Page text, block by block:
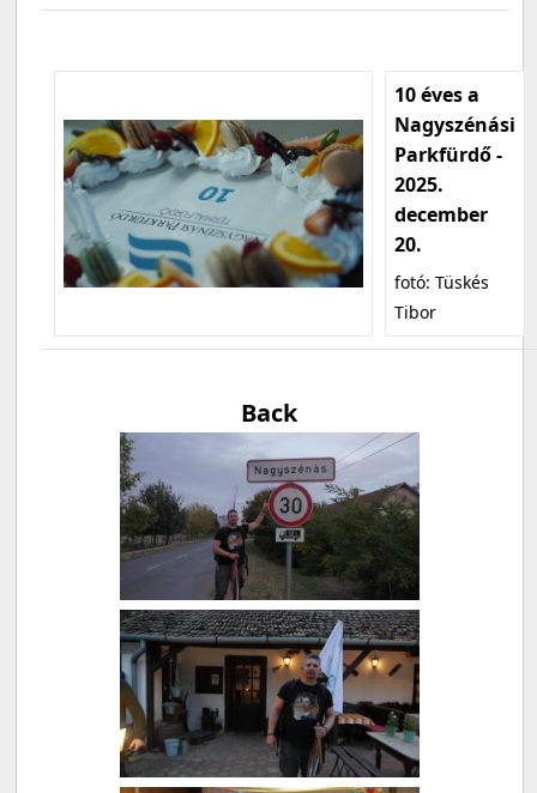
10 éves a
Nagyszénási
Parkfürdő -
2025.
december
20.
fotó: Tüskés
Tibor
Back